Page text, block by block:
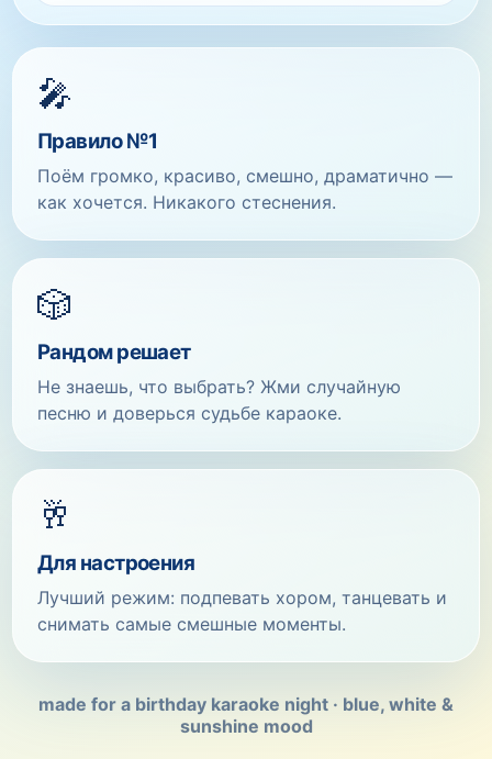
🎤
Правило №1
Поём громко, красиво, смешно, драматично —
как хочется. Никакого стеснения.
🎲
Рандом решает
Не знаешь, что выбрать? Жми случайную
песню и доверься судьбе караоке.
🥂
Для настроения
Лучший режим: подпевать хором, танцевать и
снимать самые смешные моменты.
made for a birthday karaoke night · blue, white &
sunshine mood